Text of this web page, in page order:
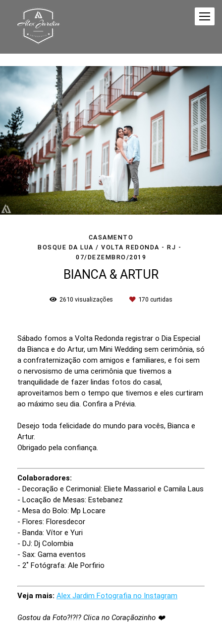
CASAMENTO
BOSQUE DA LUA / VOLTA REDONDA - RJ
07/DEZEMBRO/2019
BIANCA & ARTUR
2610 visualizações 170 curtidas
Sábado fomos a Volta Redonda registrar o Dia Especial
da Bianca e do Artur, um Mini Wedding sem cerimônia, só
a confraternização com amigos e familiares, e foi sem
o nervosismo de uma cerimônia que tivemos a
tranquilidade de fazer lindas fotos do casal,
aproveitamos bem o tempo que tivemos e eles curtiram
ao máximo seu dia. Confira a Prévia.
Desejo toda felicidade do mundo para vocês, Bianca e
Artur.
Obrigado pela confiança.
Colaboradores:
- Decoração e Cerimonial: Eliete Massariol e Camila Laus
- Locação de Mesas: Estebanez
- Mesa do Bolo: Mp Locare
- Flores: Floresdecor
- Banda: Vítor e Yuri
- DJ: Dj Colombia
- Sax: Gama eventos
- 2˚ Fotógrafa: Ale Porfirio
Veja mais: Alex Jardim Fotografia no Instagram
Gostou da Foto?!?!? Clica no Coraçãozinho ❤️